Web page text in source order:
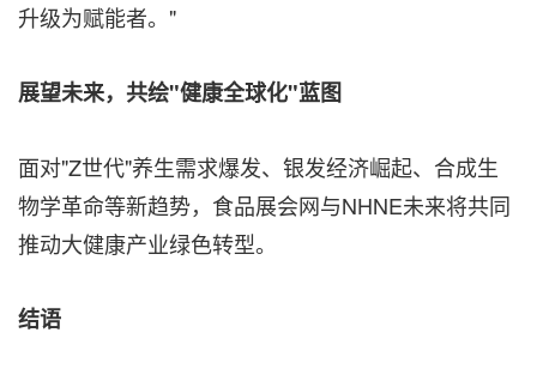
升级为赋能者。"
展望未来，共绘"健康全球化"蓝图
面对"Z世代"养生需求爆发、银发经济崛起、合成生
物学革命等新趋势，食品展会网与NHNE未来将共同
推动大健康产业绿色转型。
结语